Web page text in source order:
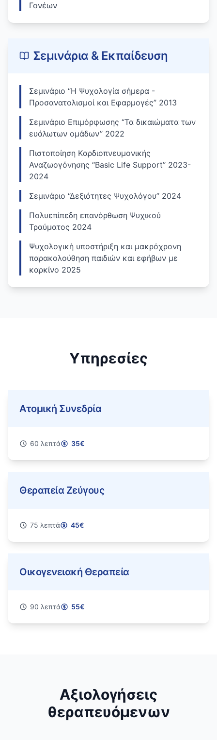
Γονέων
Σεμινάρια & Εκπαίδευση
Σεμινάριο “Η Ψυχολογία σήμερα -
Προσανατολισμοί και Εφαρμογές” 2013
Σεμινάριο Επιμόρφωσης “Τα δικαιώματα των
ευάλωτων ομάδων’’ 2022
Πιστοποίηση Kαρδιοπνευμονικής
Αναζωογόνησης “Basic Life Support’’ 2023-
2024
Σεμινάριο “Δεξιότητες Ψυχολόγου’’ 2024
Πολυεπίπεδη επανόρθωση Ψυχικού
Τραύματος 2024
Ψυχολογική υποστήριξη και μακρόχρονη
παρακολούθηση παιδιών και εφήβων με
καρκίνο 2025
Υπηρεσίες
Ατομική Συνεδρία
60 λεπτά 35€
Θεραπεία Ζεύγους
75 λεπτά 45€
Οικογενειακή Θεραπεία
90 λεπτά 55€
Αξιολογήσεις
θεραπευόμενων